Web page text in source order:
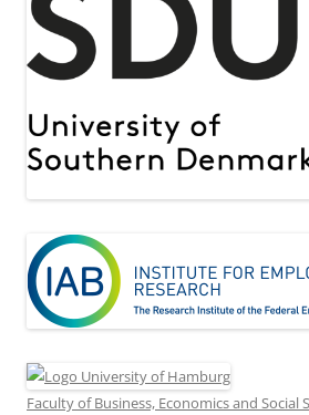
Faculty of Business, Economics and Social